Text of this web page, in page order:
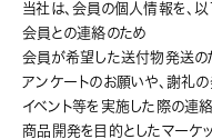
当社は、会員の個人情報を、
会員との連絡のため
会員が希望した送付物発送の
アンケートのお願いや、謝礼
イベント等を実施した際の連
商品開発を目的としたマーケ